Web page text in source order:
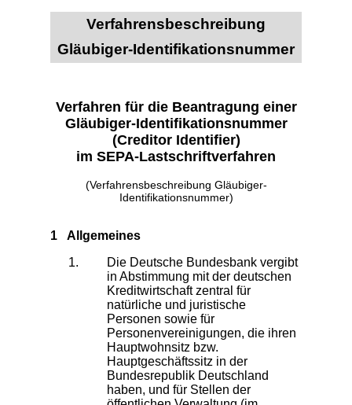
Verfahrensbeschreibung
Gläubiger-Identifikationsnummer
Verfahren für die Beantragung einer
Gläubiger-Identifikationsnummer
(Creditor Identifier)
im SEPA-Lastschriftverfahren
(Verfahrensbeschreibung Gläubiger-
Identifikationsnummer)
1 Allgemeines
Die Deutsche Bundesbank vergibt
in Abstimmung mit der deutschen
Kreditwirtschaft zentral für
natürliche und juristische
Personen sowie für
Personenvereinigungen, die ihren
Hauptwohnsitz bzw.
Hauptgeschäftssitz in der
Bundesrepublik Deutschland
haben, und für Stellen der